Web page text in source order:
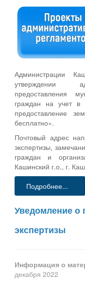
Администрации
утверждении
предоставления
граждан на учет в
предоставление
бесплатно».
Почтовый адрес
экспертизы,
граждан и
Кашинский г.о., г.
Подробнее...
Уведомление о
экспертизы
Информация о
декабря 2022